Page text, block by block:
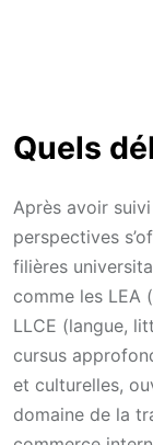
Quels
Après avoir
perspectives
filières
comme les LEA
LLCE (langue,
cursus
et culturelles,
domaine de la